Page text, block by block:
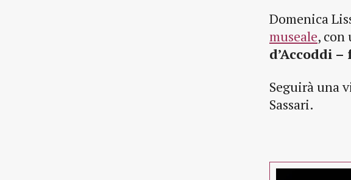
Domenica
museale,
d’Accoddi
Seguirà una
Sassari.